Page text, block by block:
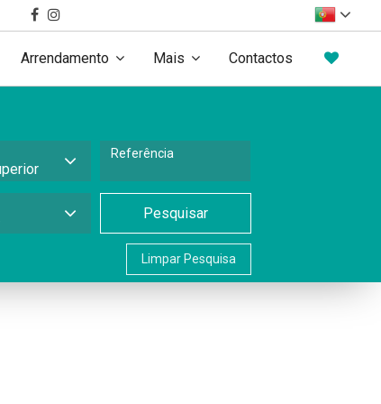
Arrendamento Mais Contactos
Referência
Pesquisar
Limpar Pesquisa